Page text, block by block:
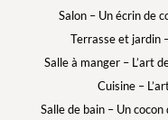
Salon – Un écrin de
Terrasse et jardin
Salle à manger – L’art
Cuisine –
Salle de bain – Un